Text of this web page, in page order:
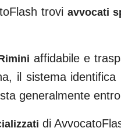
trovi avvocati
affidabile e
il sistema
generalmente
di